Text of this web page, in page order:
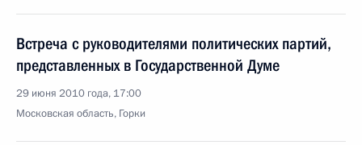
Встреча с руководителями политических партий,
представленных в Государственной Думе
29 июня 2010 года, 17:00
Московская область, Горки